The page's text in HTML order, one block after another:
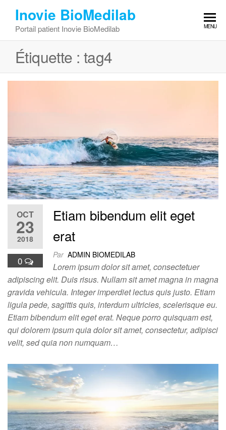
Inovie BioMedilab
Portail patient Inovie BioMedilab MENU
Étiquette : tag4
OCT
23
2018
0
Etiam bibendum elit eget
erat
Par ADMIN BIOMEDILAB
Lorem ipsum dolor sit amet, consectetuer
adipiscing elit. Duis risus. Nullam sit amet magna in magna
gravida vehicula. Integer imperdiet lectus quis justo. Etiam
ligula pede, sagittis quis, interdum ultricies, scelerisque eu.
Etiam bibendum elit eget erat. Neque porro quisquam est,
qui dolorem ipsum quia dolor sit amet, consectetur, adipisci
velit, sed quia non numquam…